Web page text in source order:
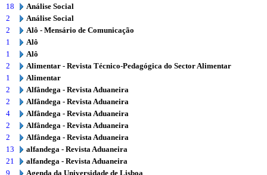
18
Análise Social
2
Análise Social
2
Alô - Mensário de Comunicação
1
Alô
1
Alô
2
Alimentar - Revista Técnico-Pedagógica do Sector Alimentar
1
Alimentar
2
Alfândega - Revista Aduaneira
2
Alfândega - Revista Aduaneira
4
Alfândega - Revista Aduaneira
2
Alfândega - Revista Aduaneira
2
Alfândega - Revista Aduaneira
13
alfandega - Revista Aduaneira
21
alfandega - Revista Aduaneira
9
Agenda da Universidade de Lisboa